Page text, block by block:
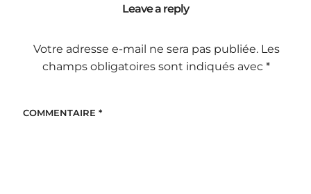
Leave a reply
Votre adresse e-mail ne sera pas publiée. Les
champs obligatoires sont indiqués avec*
COMMENTAIRE *